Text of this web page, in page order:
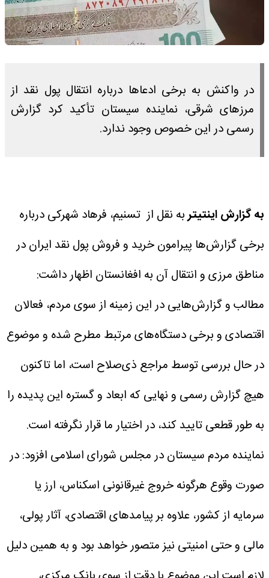
در واکنش به برخی ادعاها درباره انتقال پول نقد از
مرزهای شرقی، نماینده سیستان تأکید کرد گزارش
رسمی در این خصوص وجود ندارد.
به گزارش اینتیتربه نقل از تسنیم، فرهاد شهرکی درباره
برخی گزارش‌ها پیرامون خرید و فروش پول نقد ایران در
مناطق مرزی و انتقال آن به افغانستان اظهار داشت:
مطالب و گزارش‌هایی در این زمینه از سوی مردم، فعالان
اقتصادی و برخی دستگاه‌های مرتبط مطرح شده و موضوع
در حال بررسی توسط مراجع ذی‌صلاح است، اما تاکنون
هیچ گزارش رسمی و نهایی که ابعاد و گستره این پدیده را
به طور قطعی تایید کند، در اختیار ما قرار نگرفته است.
نماینده مردم سیستان در مجلس شورای اسلامی افزود: در
صورت وقوع هرگونه خروج غیرقانونی اسکناس، ارز یا
سرمایه از کشور، علاوه بر پیامدهای اقتصادی، آثار پولی،
مالی و حتی امنیتی نیز متصور خواهد بود و به همین دلیل